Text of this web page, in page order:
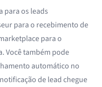
para os leads
para o recebimento de
para o
Você também pode
automático no
de lead chegue